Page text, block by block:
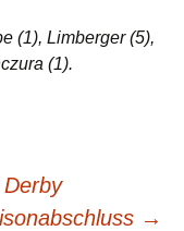
(1), Limberger (5),
(1).
→